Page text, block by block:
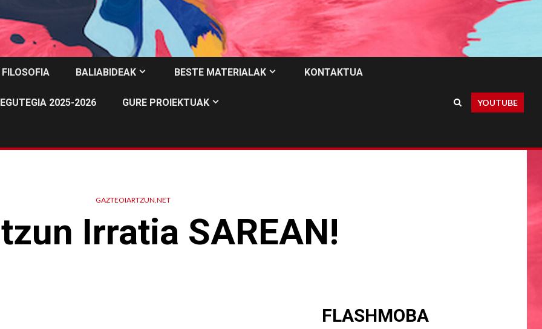
FILOSOFIA BALIABIDEAK BESTE MATERIALAK KONTAKTUA
EGUTEGIA 2025-2026 GURE PROIEKTUAK YOUTUBE
GAZTEOIARTZUN.NET
Irratia SAREAN!
FLASHMOBA